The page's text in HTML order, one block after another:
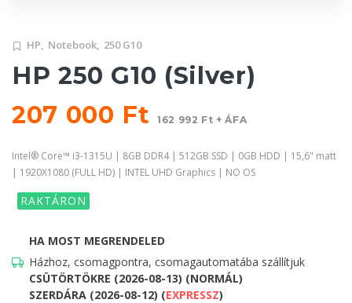
HP, Notebook, 250 G10
HP 250 G10 (Silver)
207 000 Ft162 992 Ft + ÁFA
Intel® Core™ i3-1315U | 8GB DDR4 | 512GB SSD | 0GB HDD | 15,6" matt
| 1920X1080 (FULL HD) | INTEL UHD Graphics | NO OS
RAKTÁRON
HA MOST MEGRENDELED
Házhoz, csomagpontra, csomagautomatába szállítjuk
CSÜTÖRTÖKRE (2026-08-13) (NORMÁL)
SZERDÁRA (2026-08-12) (EXPRESSZ)